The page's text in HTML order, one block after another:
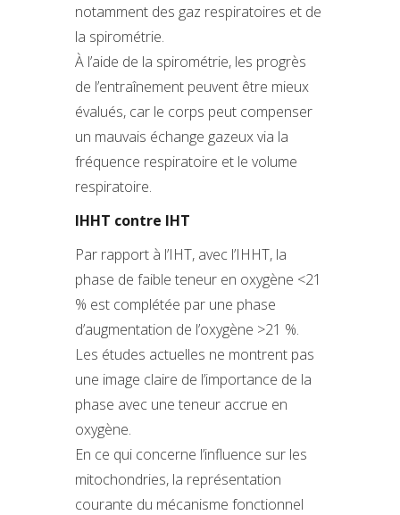
notamment des gaz respiratoires et de
la spirométrie.
À l’aide de la spirométrie, les progrès
de l’entraînement peuvent être mieux
évalués, car le corps peut compenser
un mauvais échange gazeux via la
fréquence respiratoire et le volume
respiratoire.
IHHT contre IHT
Par rapport à l’IHT, avec l’IHHT, la
phase de faible teneur en oxygène <21
% est complétée par une phase
d’augmentation de l’oxygène >21 %.
Les études actuelles ne montrent pas
une image claire de l’importance de la
phase avec une teneur accrue en
oxygène.
En ce qui concerne l’influence sur les
mitochondries, la représentation
courante du mécanisme fonctionnel